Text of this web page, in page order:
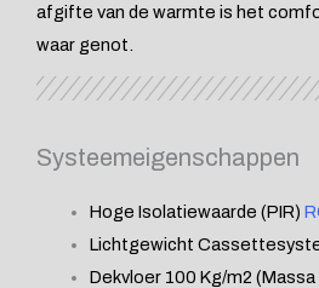
afgifte van de warmte is het
waar genot.
Systeemeigenschappen
Hoge Isolatiewaarde (PIR)
Lichtgewicht
Dekvloer 100 Kg/m2